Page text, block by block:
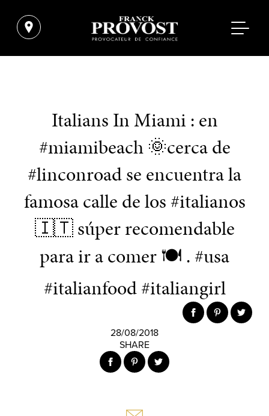
Italians In Miami : en
#miamibeach 🌞cerca de
#linconroad se encuentra la
famosa calle de los #italianos
🇮🇹 súper recomendable
para ir a comer 🍽 . #usa
#italianfood #italiangirl
28/08/2018
SHARE